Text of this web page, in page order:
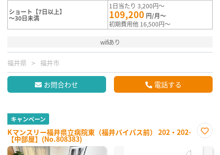
ショート【7日以上】
～30日未満
1日当たり 3,200円～
109,200 円/月～
初期費用他 16,500円～
wifiあり
福井県 福井市
お問合わせ 電話する
キャンペーン
Kマンスリー福井県立病院東（福井バイパス前） 202・202-
【中部屋】(No.808383)
に入